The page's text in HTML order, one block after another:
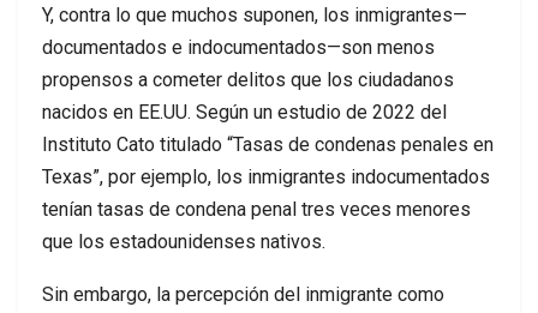
Y, contra lo que muchos suponen, los inmigrantes—
documentados e indocumentados—son menos
propensos a cometer delitos que los ciudadanos
nacidos en EE.UU. Según un estudio de 2022 del
Instituto Cato titulado “Tasas de condenas penales en
Texas”, por ejemplo, los inmigrantes indocumentados
tenían tasas de condena penal tres veces menores
que los estadounidenses nativos.
Sin embargo, la percepción del inmigrante como